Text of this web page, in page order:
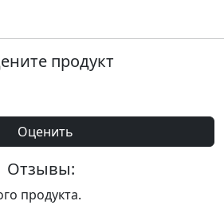
продукт
Оценить
Отзывы:
продукта.